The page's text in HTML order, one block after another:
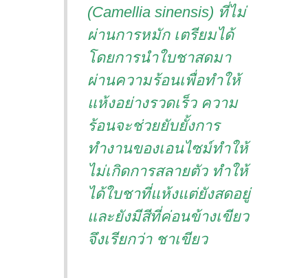
(Camellia sinensis) ที่ไม่
ผ่านการหมัก เตรียมได้
โดยการนำใบชาสดมา
ผ่านความร้อนเพื่อทำให้
แห้งอย่างรวดเร็ว ความ
ร้อนจะช่วยยับยั้งการ
ทำงานของเอนไซม์ทำให้
ไม่เกิดการสลายตัว ทำให้
ได้ใบชาที่แห้งแต่ยังสดอยู่
และยังมีสีที่ค่อนข้างเขียว
จึงเรียกว่า ชาเขียว